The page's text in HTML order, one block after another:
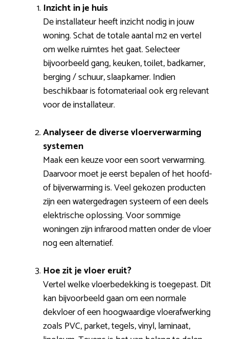
Inzicht in je huis
De installateur heeft inzicht nodig in jouw
woning. Schat de totale aantal m2 en vertel
om welke ruimtes het gaat. Selecteer
bijvoorbeeld gang, keuken, toilet, badkamer,
berging / schuur, slaapkamer. Indien
beschikbaar is fotomateriaal ook erg relevant
voor de installateur.
Analyseer de diverse vloerverwarming
systemen
Maak een keuze voor een soort verwarming.
Daarvoor moet je eerst bepalen of het hoofd-
of bijverwarming is. Veel gekozen producten
zijn een watergedragen systeem of een deels
elektrische oplossing. Voor sommige
woningen zijn infrarood matten onder de vloer
nog een alternatief.
Hoe zit je vloer eruit?
Vertel welke vloerbedekking is toegepast. Dit
kan bijvoorbeeld gaan om een normale
dekvloer of een hoogwaardige vloerafwerking
zoals PVC, parket, tegels, vinyl, laminaat,